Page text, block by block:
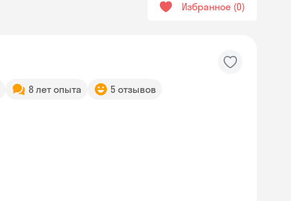
Избранное 0
8 лет опыта 5 отзывов